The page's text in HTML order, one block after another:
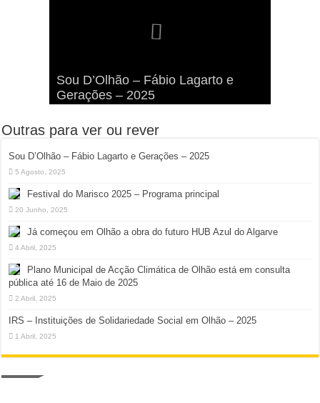
Sou D’Olhão – Fábio Lagarto e
Gerações – 2025
Armona: Música, Comida e
Diversão à Beira-Ria!
Taphani X Benkest: Vídeo Musical
na Ilha da Armona
“Lavar a Loiça” na Ilha dos
Hangares
Quatro Dias Mais Um de Aventura e
Diversão!
Outras para ver ou rever
Sou D’Olhão – Fábio Lagarto e Gerações – 2025
5 Agosto, 2025
Festival do Marisco 2025 – Programa principal
20 Junho, 2025
Já começou em Olhão a obra do futuro HUB Azul do Algarve
4 Abril, 2025
Plano Municipal de Acção Climática de Olhão está em consulta
pública até 16 de Maio de 2025
2 Abril, 2025
IRS – Instituições de Solidariedade Social em Olhão – 2025
1 Abril, 2025